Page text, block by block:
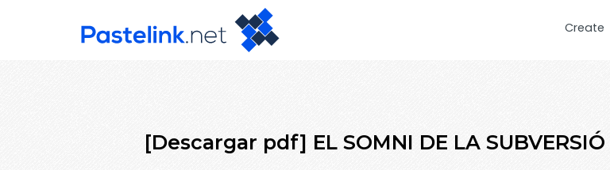
Create
[Descargar pdf] EL SOMNI DE LA SUBVERSIÓ